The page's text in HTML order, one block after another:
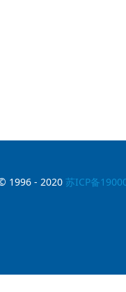
1996 - 2020 苏ICP备